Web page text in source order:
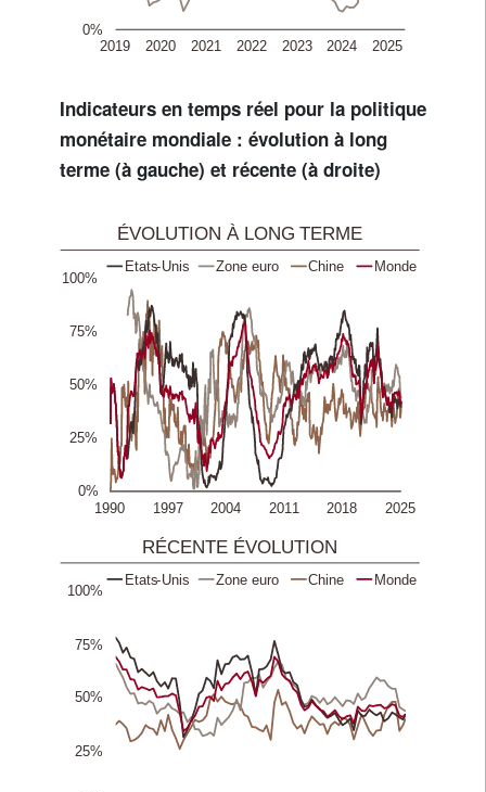
Indicateurs en temps réel pour la politique
monétaire mondiale : évolution à long
terme (à gauche) et récente (à droite)